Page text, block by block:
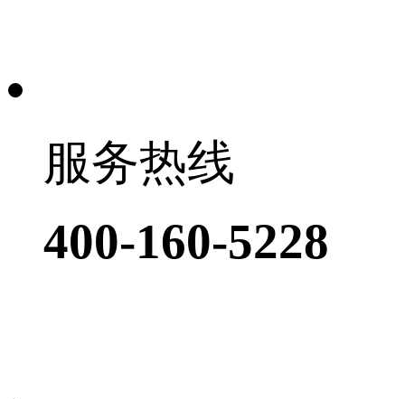
服务热线
400-160-5228